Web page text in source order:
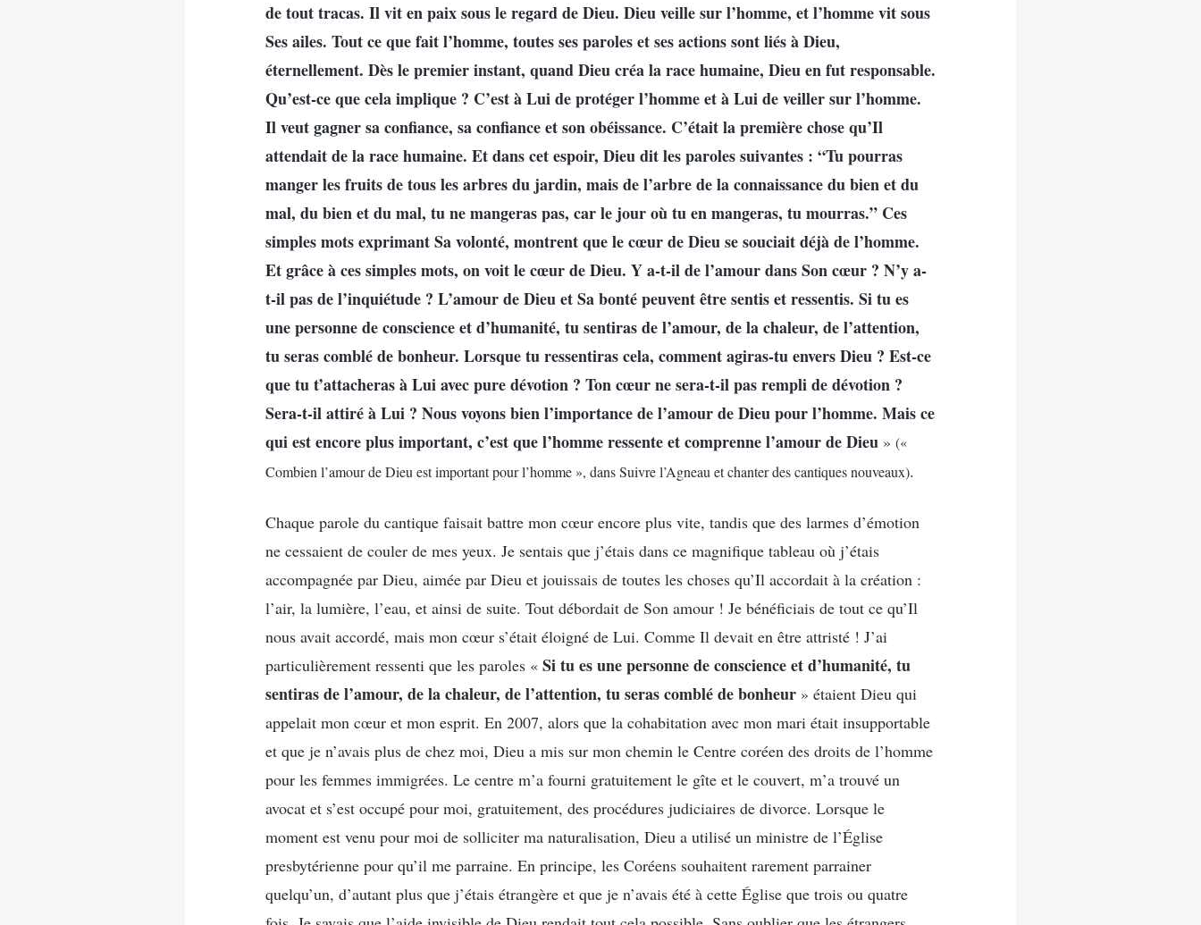
de tout tracas. Il vit en paix sous le regard de Dieu. Dieu veille sur l’homme, et l’homme vit sous
Ses ailes. Tout ce que fait l’homme, toutes ses paroles et ses actions sont liés à Dieu,
éternellement. Dès le premier instant, quand Dieu créa la race humaine, Dieu en fut responsable.
Qu’est-ce que cela implique ? C’est à Lui de protéger l’homme et à Lui de veiller sur l’homme.
Il veut gagner sa confiance, sa confiance et son obéissance. C’était la première chose qu’Il
attendait de la race humaine. Et dans cet espoir, Dieu dit les paroles suivantes : “Tu pourras
manger les fruits de tous les arbres du jardin, mais de l’arbre de la connaissance du bien et du
mal, du bien et du mal, tu ne mangeras pas, car le jour où tu en mangeras, tu mourras.” Ces
simples mots exprimant Sa volonté, montrent que le cœur de Dieu se souciait déjà de l’homme.
Et grâce à ces simples mots, on voit le cœur de Dieu. Y a-t-il de l’amour dans Son cœur ? N’y a-
t-il pas de l’inquiétude ? L’amour de Dieu et Sa bonté peuvent être sentis et ressentis. Si tu es
une personne de conscience et d’humanité, tu sentiras de l’amour, de la chaleur, de l’attention,
tu seras comblé de bonheur. Lorsque tu ressentiras cela, comment agiras-tu envers Dieu ? Est-ce
que tu t’attacheras à Lui avec pure dévotion ? Ton cœur ne sera-t-il pas rempli de dévotion ?
Sera-t-il attiré à Lui ? Nous voyons bien l’importance de l’amour de Dieu pour l’homme. Mais ce
qui est encore plus important, c’est que l’homme ressente et comprenne l’amour de Dieu » («
Combien l’amour de Dieu est important pour l’homme », dans Suivre l’Agneau et chanter des cantiques nouveaux).
Chaque parole du cantique faisait battre mon cœur encore plus vite, tandis que des larmes d’émotion
ne cessaient de couler de mes yeux. Je sentais que j’étais dans ce magnifique tableau où j’étais
accompagnée par Dieu, aimée par Dieu et jouissais de toutes les choses qu’Il accordait à la création :
l’air, la lumière, l’eau, et ainsi de suite. Tout débordait de Son amour ! Je bénéficiais de tout ce qu’Il
nous avait accordé, mais mon cœur s’était éloigné de Lui. Comme Il devait en être attristé ! J’ai
particulièrement ressenti que les paroles « Si tu es une personne de conscience et d’humanité, tu
sentiras de l’amour, de la chaleur, de l’attention, tu seras comblé de bonheur » étaient Dieu qui
appelait mon cœur et mon esprit. En 2007, alors que la cohabitation avec mon mari était insupportable
et que je n’avais plus de chez moi, Dieu a mis sur mon chemin le Centre coréen des droits de l’homme
pour les femmes immigrées. Le centre m’a fourni gratuitement le gîte et le couvert, m’a trouvé un
avocat et s’est occupé pour moi, gratuitement, des procédures judiciaires de divorce. Lorsque le
moment est venu pour moi de solliciter ma naturalisation, Dieu a utilisé un ministre de l’Église
presbytérienne pour qu’il me parraine. En principe, les Coréens souhaitent rarement parrainer
quelqu’un, d’autant plus que j’étais étrangère et que je n’avais été à cette Église que trois ou quatre